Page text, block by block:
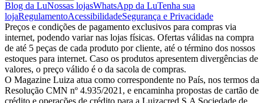
Blog da LuNossas lojasWhatsApp da LuTenha sua
lojaRegulamentoAcessibilidadeSegurança e Privacidade
Preços e condições de pagamento exclusivos para compras via
internet, podendo variar nas lojas físicas. Ofertas válidas na compra
de até 5 peças de cada produto por cliente, até o término dos nossos
estoques para internet. Caso os produtos apresentem divergências de
valores, o preço válido é o da sacola de compras.
O Magazine Luiza atua como correspondente no País, nos termos da
Resolução CMN nº 4.935/2021, e encaminha propostas de cartão de